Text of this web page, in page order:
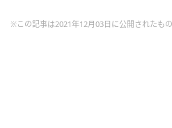
※この記事は2021年12月03日に公開されたも